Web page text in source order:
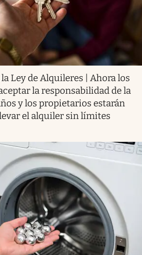
Ley de Alquileres | Ahora los
la responsabilidad de la
y los propietarios estarán
el alquiler sin límites